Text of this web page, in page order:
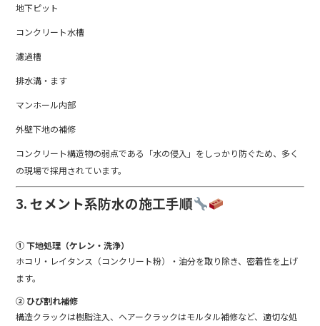
地下ピット
コンクリート水槽
濾過槽
排水溝・ます
マンホール内部
外壁下地の補修
コンクリート構造物の弱点である「水の侵入」をしっかり防ぐため、多く
の現場で採用されています。
3. セメント系防水の施工手順
① 下地処理（ケレン・洗浄）
ホコリ・レイタンス（コンクリート粉）・油分を取り除き、密着性を上げ
ます。
② ひび割れ補修
構造クラックは樹脂注入、ヘアークラックはモルタル補修など、適切な処